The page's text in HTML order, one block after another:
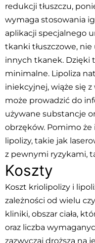
redukcji tłuszczu,
wymaga stosowania
aplikacji specjalnego
tkanki tłuszczowe,
innych tkanek. Dzięki
minimalne. Lipoliza
iniekcyjnej, wiąże się
może prowadzić do
używane substancje
obrzęków. Pomimo
lipolizy, takie jak
z pewnymi ryzykami,
Koszty
Koszt kriolipolizy i
zależności od wielu
kliniki, obszar ciała,
oraz liczba
zazwyczaj droższa na